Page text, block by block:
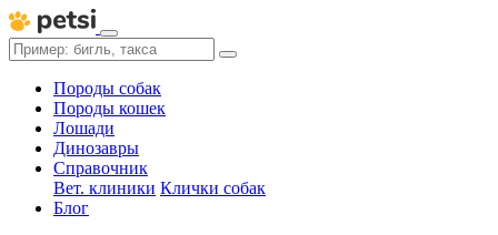
Породы собак
Породы кошек
Лошади
Динозавры
Справочник
Вет. клиники Клички собак
Блог